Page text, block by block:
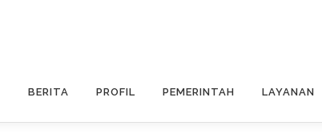
BERITA PROFIL PEMERINTAH LAYANAN